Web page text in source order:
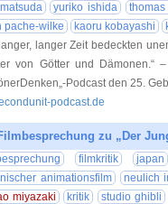
matsuda
yuriko ishida
pache-wilke
kaoru kobayashi
langer Zeit bedeckten
von Götter und Dämonen.“
Podcast den 25.
podcast.de
zu „Der
filmkritik japan
animationsfilm
neulich
miyazaki
kritik studio ghibli